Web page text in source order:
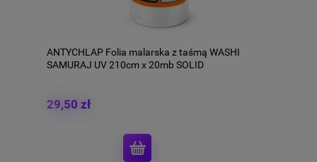
ANTYCHLAP Folia malarska z taśmą WASHI
SAMURAJ UV 210cm x 20mb SOLID
29,50 zł